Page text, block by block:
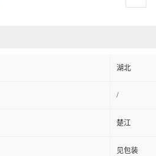
湖北
/
楚江
见包装